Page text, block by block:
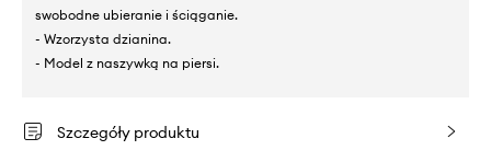
swobodne ubieranie i ściąganie.
- Wzorzysta dzianina.
- Model z naszywką na piersi.
Szczegóły produktu